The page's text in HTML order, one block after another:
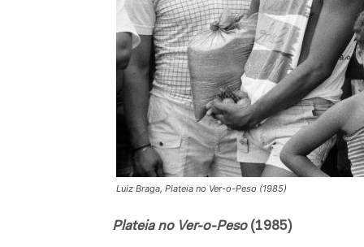
Luiz Braga, Plateia no Ver-o-Peso (1985)
Plateia no Ver-o-Peso(1985)